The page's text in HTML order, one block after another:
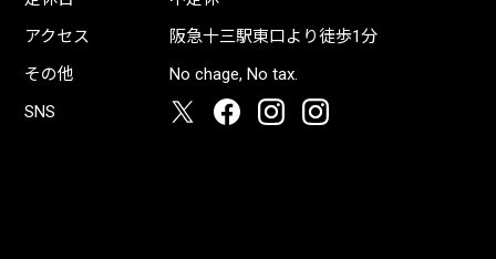
アクセス
阪急十三駅東口より徒歩1分
その他
No chage, No tax.
SNS